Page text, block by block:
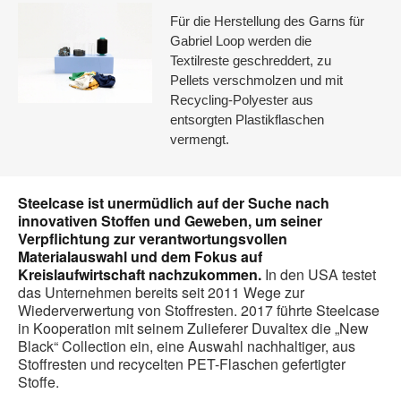
Für die Herstellung des Garns für
Gabriel Loop werden die
Textilreste geschreddert, zu
Pellets verschmolzen und mit
Recycling-Polyester aus
entsorgten Plastikflaschen
vermengt.
Steelcase ist unermüdlich auf der Suche nach
innovativen Stoffen und Geweben, um seiner
Verpflichtung zur verantwortungsvollen
Materialauswahl und dem Fokus auf
Kreislaufwirtschaft nachzukommen. In den USA testet
das Unternehmen bereits seit 2011 Wege zur
Wiederverwertung von Stoffresten. 2017 führte Steelcase
in Kooperation mit seinem Zulieferer Duvaltex die „New
Black“ Collection ein, eine Auswahl nachhaltiger, aus
Stoffresten und recycelten PET-Flaschen gefertigter
Stoffe.